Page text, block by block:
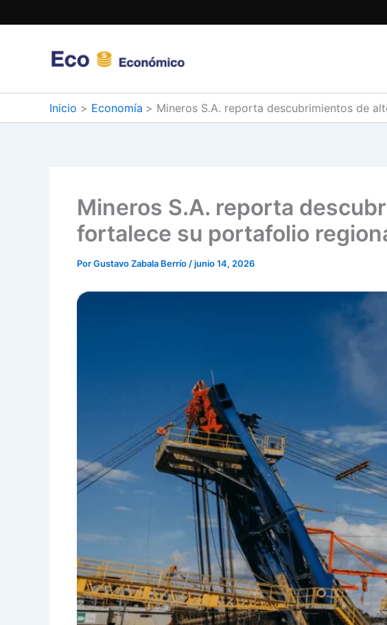
al
Inicio Economía Mineros S.A. reporta descubrimientos de
Mineros S.A. reporta
fortalece su portafolio
PorGustavo Zabala Berrío/junio 14, 2026